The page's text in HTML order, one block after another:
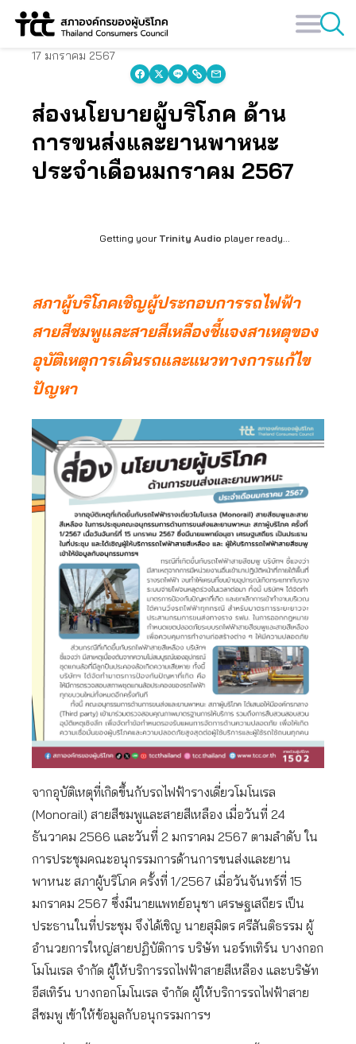
Skip
17 มกราคม 2567
ส่องนโยบายผู้บริโภค ด้าน
การขนส่งและยานพาหนะ
ประจำเดือนมกราคม 2567
Getting your Trinity Audio player ready...
สภาผู้บริโภคเชิญผู้ประกอบการรถไฟฟ้า
สายสีชมพูและสายสีเหลืองชี้แจงสาเหตุของ
อุบัติเหตุการเดินรถและแนวทางการแก้ไข
ปัญหา
จากอุบัติเหตุที่เกิดขึ้นกับรถไฟฟ้ารางเดี่ยวโมโนเรล
(Monorail) สายสีชมพูและสายสีเหลือง เมื่อวันที่ 24
ธันวาคม 2566 และวันที่ 2 มกราคม 2567 ตามลำดับ ใน
การประชุมคณะอนุกรรมการด้านการขนส่งและยาน
พาหนะ สภาผู้บริโภค ครั้งที่ 1/2567 เมื่อวันจันทร์ที่ 15
มกราคม 2567 ซึ่งมีนายแพทย์อนุชา เศรษฐเสถียร เป็น
ประธานในที่ประชุม จึงได้เชิญ นายสุมิตร ศรีสันติธรรม ผู้
อำนวยการใหญ่สายปฏิบัติการ บริษัท นอร์ทเทิร์น บางกอก
โมโนเรล จำกัด ผู้ให้บริการรถไฟฟ้าสายสีเหลือง และบริษัท
อีสเทิร์น บางกอกโมโนเรล จำกัด ผู้ให้บริการรถไฟฟ้าสาย
สีชมพู เข้าให้ข้อมูลกับอนุกรรมการฯ